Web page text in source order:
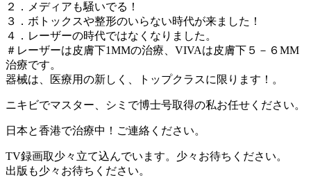
２．メディアも騒いでる！
３．ボトックスや整形のいらない時代が来ました！
４．レーザーの時代ではなくなりました。
＃レーザーは皮膚下1MMの治療、VIVAは皮膚下５－６MM
治療です。
器械は、医療用の新しく、トップクラスに限ります！。
ニキビでマスター、シミで博士号取得の私お任せください。
日本と香港で治療中！ご連絡ください。
TV録画取少々立て込んでいます。少々お待ちください。
出版も少々お待ちください。